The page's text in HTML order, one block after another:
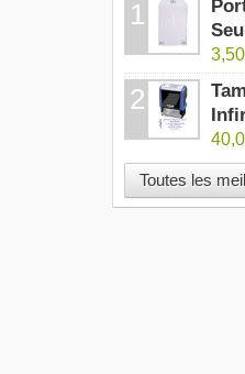
1
2
Toutes les